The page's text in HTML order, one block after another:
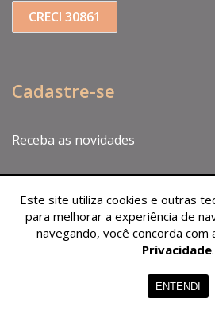
CRECI 30861
Cadastre-se
Receba as novidades
Este site utiliza cookies e outras
para melhorar a experiência de
navegando, você concorda com
Privacidade.
ENTENDI